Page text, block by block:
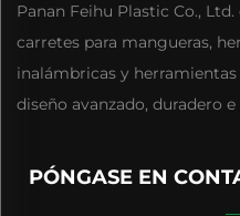
Panan Feihu Plastic Co.,
carretes para mangueras,
inalámbricas y
diseño avanzado, duradero
PÓNGASE EN